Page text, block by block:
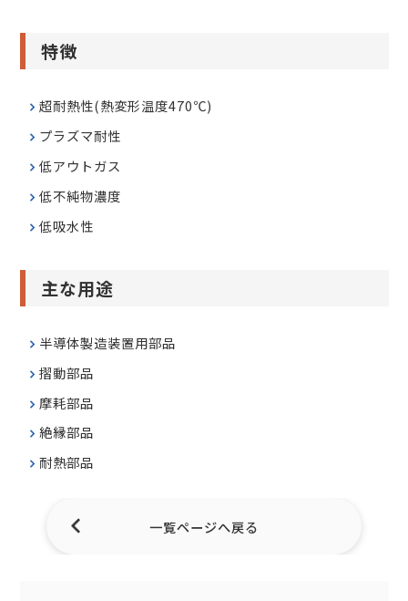
特徴
超耐熱性(熱変形温度470℃)
プラズマ耐性
低アウトガス
低不純物濃度
低吸水性
主な用途
半導体製造装置用部品
摺動部品
摩耗部品
絶縁部品
耐熱部品
一覧ページへ戻る